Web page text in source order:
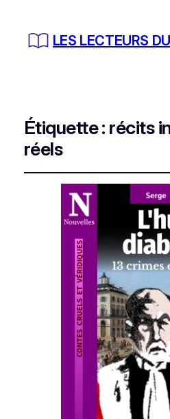
LES LECTEURS
Étiquette : récits
réels